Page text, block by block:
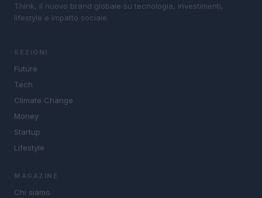
Think, il nuovo brand globale su tecnologia, investimenti,
lifestyle e impatto sociale.
SEZIONI
Future
Tech
Climate Change
Money
Startup
Lifestyle
MAGAZINE
Chi siamo